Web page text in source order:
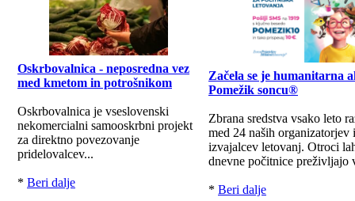
Oskrbovalnica - neposredna vez
med kmetom in potrošnikom
Oskrbovalnica je vseslovenski
nekomercialni samooskrbni projekt
za direktno povezovanje
pridelovalcev...
* Beri dalje
Začela se je humanitarna
Pomežik soncu®
Zbrana sredstva vsako leto
med 24 naših organizatorjev
izvajalcev letovanj. Otroci
dnevne počitnice preživljajo
* Beri dalje